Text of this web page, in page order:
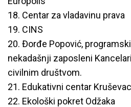
18. Centar za vladavinu prava
19. CINS
20. Đorđe Popović,
nekadašnji zaposleni
civilnim društvom.
21. Edukativni centar Kruševac
22. Ekološki pokret Odžaka